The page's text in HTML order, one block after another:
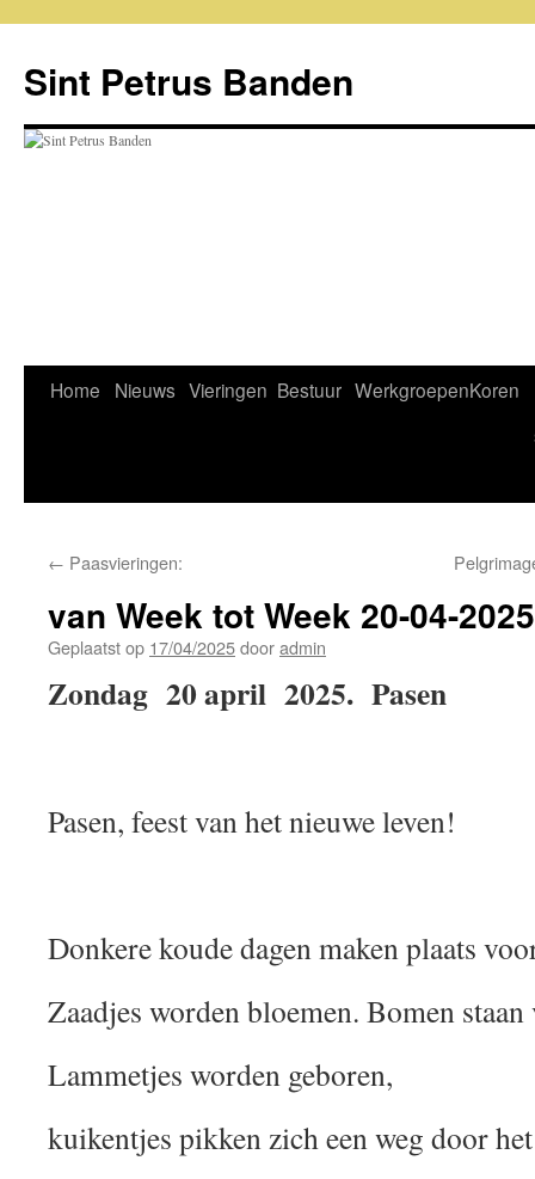
Sint Petrus Banden
GaHome Nieuws Vieringen Bestuur WerkgroepenKoren
← Paasvieringen:
van Week tot Week 20-04-2025
Geplaatst op 17/04/2025dooradmin
Zondag 20 april 2025. Pasen
Pasen, feest van het nieuwe leven!
Donkere koude dagen maken plaats
Zaadjes worden bloemen. Bomen
Lammetjes worden geboren,
kuikentjes pikken zich een weg door